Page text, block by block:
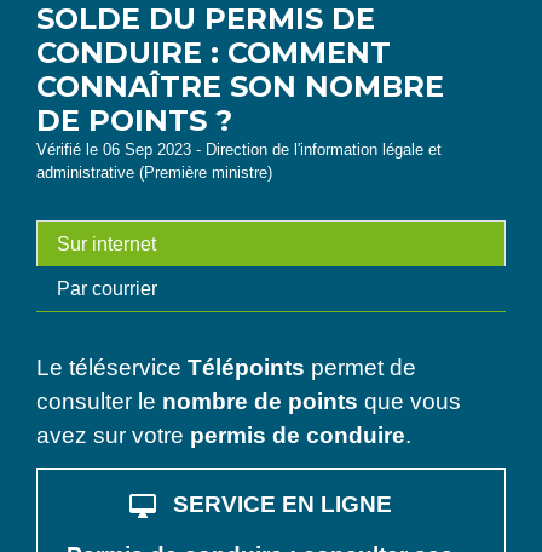
SOLDE DU PERMIS DE
CONDUIRE : COMMENT
CONNAÎTRE SON NOMBRE
DE POINTS ?
Vérifié le 06 Sep 2023 - Direction de l'information légale et
administrative (Première ministre)
Sur internet
Par courrier
Le téléservice Télépoints permet de
consulter le nombre de points que vous
avez sur votre permis de conduire.
desktop_mac
SERVICE EN LIGNE